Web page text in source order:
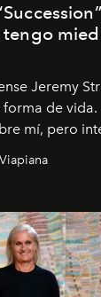
tengo
Jeremy
de
mí, pero